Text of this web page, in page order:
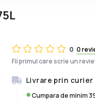
0 0
Fii primul care scrie un
Livrare prin curier
Cumpara de minim